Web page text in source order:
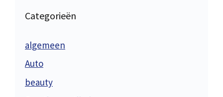
Categorieën
algemeen
Auto
beauty